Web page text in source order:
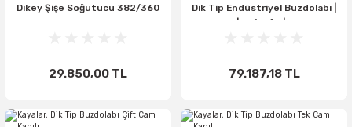
Dikey Şişe Soğutucu 382/360
Lt
29.850,00 TL
Dik Tip Endüstriyel Buzdolabı |
700 Litre | -2/+8°C | 70x81x205
79.187,18 TL